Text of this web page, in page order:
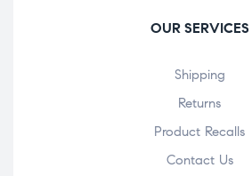
OUR SERVICES
Shipping
Returns
Product Recalls
Contact Us